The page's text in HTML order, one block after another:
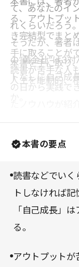
て、あなたのイ
れくらいだろう
そうだが、著者
の“黄金比”は3
トなしに自己成
る、アウトプッ
き完結型でまと
手に取ることが
読書が苦手な人
の日から実践で
本書を手に取り
人生を能動的、
本書の要点
読書などでいく
トしなければ記
「自己成長」
る。
アウトプットが